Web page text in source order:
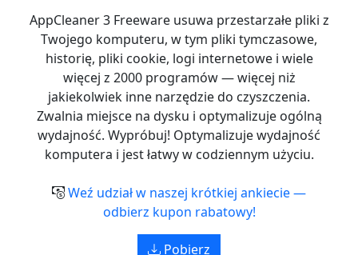
AppCleaner 3 Freeware usuwa przestarzałe pliki z
Twojego komputeru, w tym pliki tymczasowe,
historię, pliki cookie, logi internetowe i wiele
więcej z 2000 programów — więcej niż
jakiekolwiek inne narzędzie do czyszczenia.
Zwalnia miejsce na dysku i optymalizuje ogólną
wydajność. Wypróbuj! Optymalizuje wydajność
komputera i jest łatwy w codziennym użyciu.
Weź udział w naszej krótkiej ankiecie —
odbierz kupon rabatowy!
Pobierz